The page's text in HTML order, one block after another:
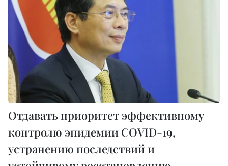
Отдавать приоритет эффективному
контролю эпидемии COVID-19,
устранению последствий и